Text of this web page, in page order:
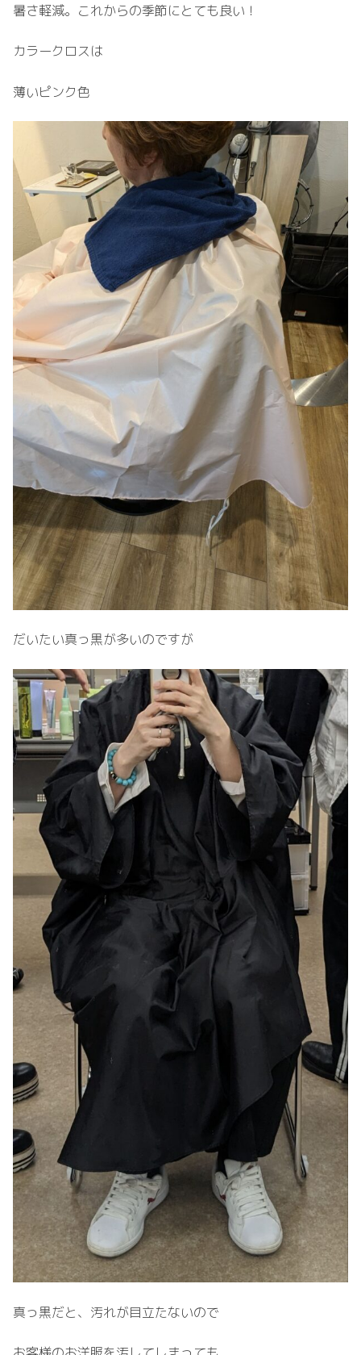
暑さ軽減。これからの季節にとても良い！
カラークロスは
薄いピンク色
だいたい真っ黒が多いのですが
真っ黒だと、汚れが目立たないので